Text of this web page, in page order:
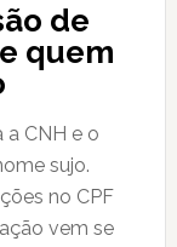
de
quem
a CNH e o
sujo.
no CPF
vem se